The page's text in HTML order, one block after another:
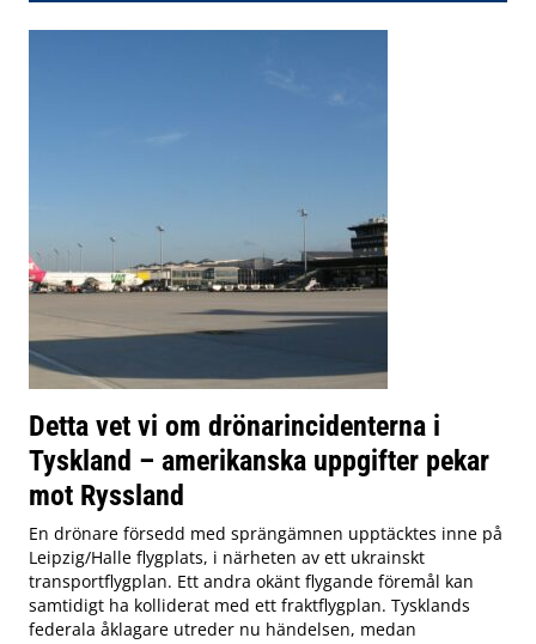
Detta vet vi om drönarincidenterna i
Tyskland – amerikanska uppgifter pekar
mot Ryssland
En drönare försedd med sprängämnen upptäcktes inne på
Leipzig/Halle flygplats, i närheten av ett ukrainskt
transportflygplan. Ett andra okänt flygande föremål kan
samtidigt ha kolliderat med ett fraktflygplan. Tysklands
federala åklagare utreder nu händelsen, medan